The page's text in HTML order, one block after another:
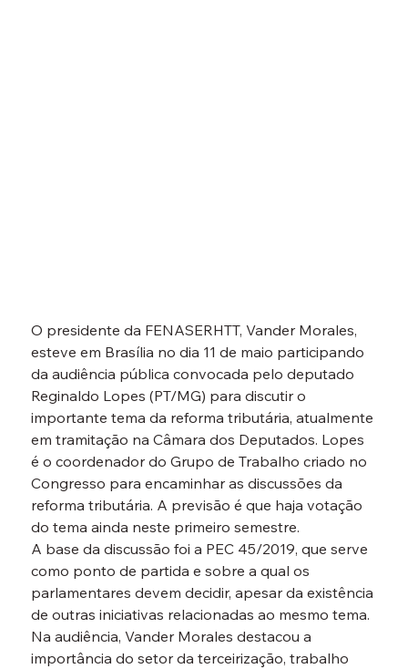
O presidente da FENASERHTT, Vander Morales,
esteve em Brasília no dia 11 de maio participando
da audiência pública convocada pelo deputado
Reginaldo Lopes (PT/MG) para discutir o
importante tema da reforma tributária, atualmente
em tramitação na Câmara dos Deputados. Lopes
é o coordenador do Grupo de Trabalho criado no
Congresso para encaminhar as discussões da
reforma tributária. A previsão é que haja votação
do tema ainda neste primeiro semestre.
A base da discussão foi a PEC 45/2019, que serve
como ponto de partida e sobre a qual os
parlamentares devem decidir, apesar da existência
de outras iniciativas relacionadas ao mesmo tema.
Na audiência, Vander Morales destacou a
importância do setor da terceirização, trabalho